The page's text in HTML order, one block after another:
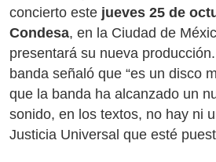
concierto este jueves 25 de
Condesa, en la Ciudad de
presentará su nueva
banda señaló que “es un disco
que la banda ha alcanzado un
sonido, en los textos, no hay ni
Justicia Universal que esté